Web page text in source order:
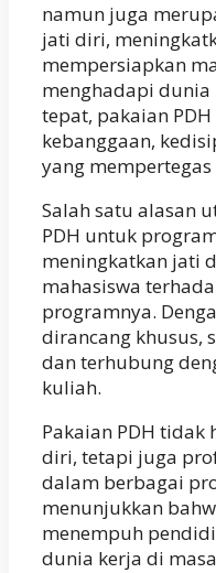
namun juga
jati diri,
mempersiapkan
menghadapi dunia
tepat, pakaian
kebanggaan,
yang
Salah satu alasan
PDH untuk
meningkatkan jati
mahasiswa
programnya.
dirancang khusus,
dan terhubung
kuliah.
Pakaian PDH tidak
diri, tetapi juga
dalam berbagai
menunjukkan
menempuh
dunia kerja di